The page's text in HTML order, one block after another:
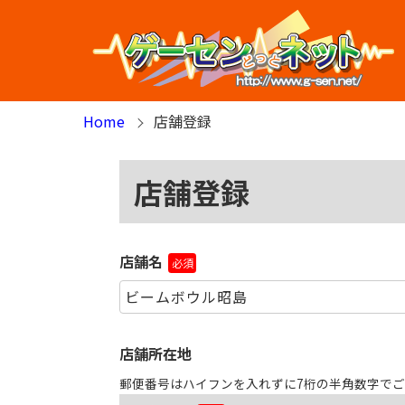
Home
店舗登録
店舗登録
店舗名 必須
店舗所在地
郵便番号はハイフンを入れずに7桁の半角数字で